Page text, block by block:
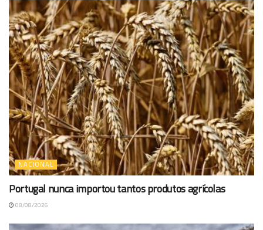
NACIONAL
Portugal nunca importou tantos produtos agrícolas
08/08/2026